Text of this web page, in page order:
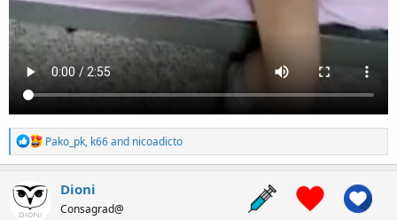
R
e
a
t
Pako_pk, k66and nicoadicto
Dioni
Consagrad@